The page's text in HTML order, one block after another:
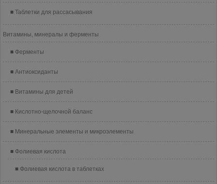
Таблетки для рассасывания
Витамины, минералы и ферменты
Ферменты
Антиоксиданты
Витамины для детей
Кислотно-щелочной баланс
Минеральные элементы и микроэлементы
Фолиевая кислота
Фолиевая кислота в таблетках